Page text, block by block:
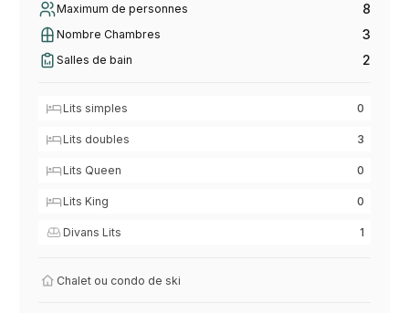
Maximum de personnes 8
Nombre Chambres 3
Salles de bain 2
Lits simples 0
Lits doubles 3
Lits Queen 0
Lits King 0
Divans Lits 1
Chalet ou condo de ski